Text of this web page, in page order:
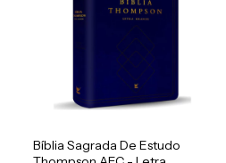
Bíblia Sagrada De Estudo